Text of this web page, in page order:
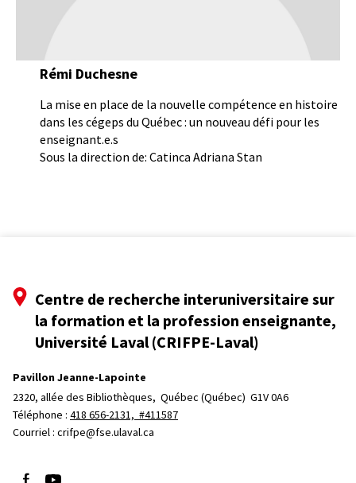
Rémi Duchesne
La mise en place de la nouvelle compétence en histoire
dans les cégeps du Québec : un nouveau défi pour les
enseignant.e.s
Sous la direction de: Catinca Adriana Stan
Centre de recherche interuniversitaire sur
la formation et la profession enseignante,
Université Laval (CRIFPE-Laval)
Pavillon Jeanne-Lapointe
2320, allée des Bibliothèques, Québec (Québec)  G1V 0A6
Téléphone : 418 656-2131, #411587
Courriel : crifpe@fse.ulaval.ca
Suivez-nous sur Facebook
Suivez-nous sur YouTube